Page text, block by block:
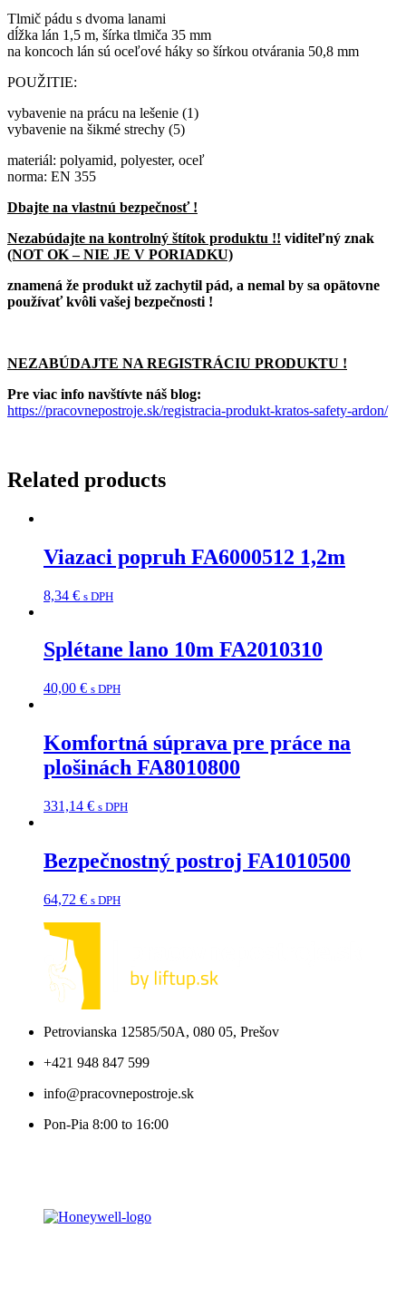
Tlmič pádu s dvoma lanami
dĺžka lán 1,5 m, šírka tlmiča 35 mm
na koncoch lán sú oceľové háky so šírkou otvárania 50,8 mm
POUŽITIE:
vybavenie na prácu na lešenie (1)
vybavenie na šikmé strechy (5)
materiál: polyamid, polyester, oceľ
norma: EN 355
Dbajte na vlastnú bezpečnosť !
Nezabúdajte na kontrolný štítok produktu !! viditeľný znak
(NOT OK – NIE JE V PORIADKU)
znamená že produkt už zachytil pád, a nemal by sa opätovne
používať kvôli vašej bezpečnosti !
NEZABÚDAJTE NA REGISTRÁCIU PRODUKTU !
Pre viac info navštívte náš blog:
https://pracovnepostroje.sk/registracia-produkt-kratos-safety-ardon/
Related products
Viazaci popruh FA6000512 1,2m
8,34 € s DPH
Splétane lano 10m FA2010310
40,00 € s DPH
Komfortná súprava pre práce na
plošinách FA8010800
331,14 € s DPH
Bezpečnostný postroj FA1010500
64,72 € s DPH
Petrovianska 12585/50A, 080 05, Prešov
+421 948 847 599
info@pracovnepostroje.sk
Pon-Pia 8:00 to 16:00